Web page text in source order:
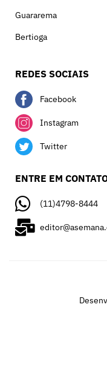
Guararema
Bertioga
REDES SOCIAIS
Facebook
Instagram
Twitter
ENTRE EM
(11)4798-8444